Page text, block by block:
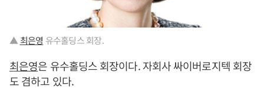
▲ 최은영 유수홀딩스 회장.
최은영은 유수홀딩스 회장이다. 자회사 싸이버로지텍 회장
도 겸하고 있다.